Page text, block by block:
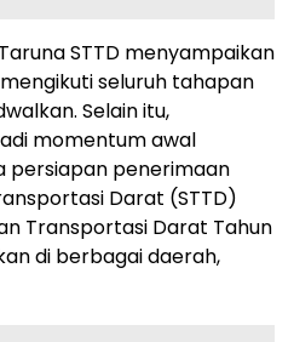
STTD menyampaikan
seluruh tahapan
Selain itu,
momentum awal
persiapan penerimaan
Darat (STTD)
Transportasi Darat Tahun
di berbagai daerah,